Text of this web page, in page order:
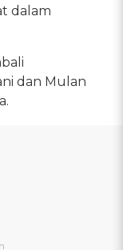
dalam
dan Mulan